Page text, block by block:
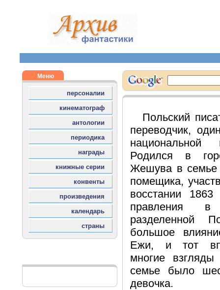
Польский
переводчик,
национальной
Родился в
Жешува в семье
помещика,
восстании 1863
правления в
разделенной
большое
Ежи, и тот
многие
семье было
девочка.